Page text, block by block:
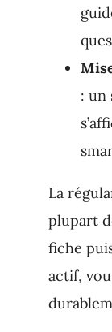
: un
La
plupart
fiche
actif,